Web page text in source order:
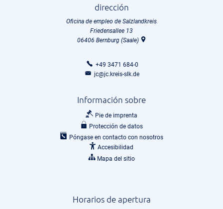
dirección
Oficina de empleo de Salzlandkreis
Friedensallee 13
06406 Bernburg (Saale)
+49 3471 684-0
jc@jc.kreis-slk.de
Información sobre
Pie de imprenta
Protección de datos
Póngase en contacto con nosotros
Accesibilidad
Mapa del sitio
Horarios de apertura